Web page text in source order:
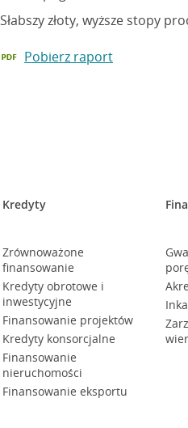
Słabszy złoty, wyższe stopy
Pobierz raport
Kredyty
Zrównoważone
finansowanie
Kredyty obrotowe i
inwestycyjne
Finansowanie projektów
Kredyty konsorcjalne
Finansowanie
nieruchomości
Finansowanie eksportu